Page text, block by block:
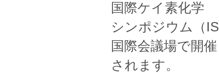
国際ケイ素化学
シンポジウム（
国際会議場で開催
されます。